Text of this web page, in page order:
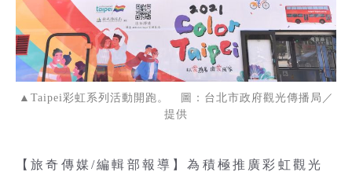
▲Taipei彩虹系列活動開跑。 圖：台北市政府觀光傳播局／
提供
【旅奇傳媒/編輯部報導】為積極推廣彩虹觀光